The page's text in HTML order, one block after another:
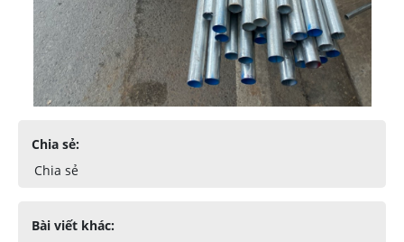
Chia sẻ:
Chia sẻ
Bài viết khác: